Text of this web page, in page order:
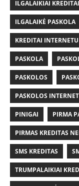
ILGALAIKIAI
ILGALAIKĖ PASKOLA
KREDITAI INTERNETU
PASKOLA
PASKOLOS
PASKOLOS
PINIGAI PIRMA
PIRMAS KREDITAS
SMS KREDITAS
TRUMPALAIKIAI